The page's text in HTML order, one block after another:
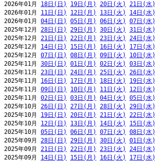
2026年01月 18日(日) 19日(月) 20日(火) 21日(水)
2026年01月 11日(日) 12日(月) 13日(火) 14日(水)
2026年01月 04日(日) 05日(月) 06日(火) 07日(水)
2025年12月 28日(日) 29日(月) 30日(火) 31日(水)
2025年12月 21日(日) 22日(月) 23日(火) 24日(水)
2025年12月 14日(日) 15日(月) 16日(火) 17日(水)
2025年12月 07日(日) 08日(月) 09日(火) 10日(水)
2025年11月 30日(日) 01日(月) 02日(火) 03日(水)
2025年11月 23日(日) 24日(月) 25日(火) 26日(水)
2025年11月 16日(日) 17日(月) 18日(火) 19日(水)
2025年11月 09日(日) 10日(月) 11日(火) 12日(水)
2025年11月 02日(日) 03日(月) 04日(火) 05日(水)
2025年10月 26日(日) 27日(月) 28日(火) 29日(水)
2025年10月 19日(日) 20日(月) 21日(火) 22日(水)
2025年10月 12日(日) 13日(月) 14日(火) 15日(水)
2025年10月 05日(日) 06日(月) 07日(火) 08日(水)
2025年09月 28日(日) 29日(月) 30日(火) 01日(水)
2025年09月 21日(日) 22日(月) 23日(火) 24日(水)
2025年09月 14日(日) 15日(月) 16日(火) 17日(水)